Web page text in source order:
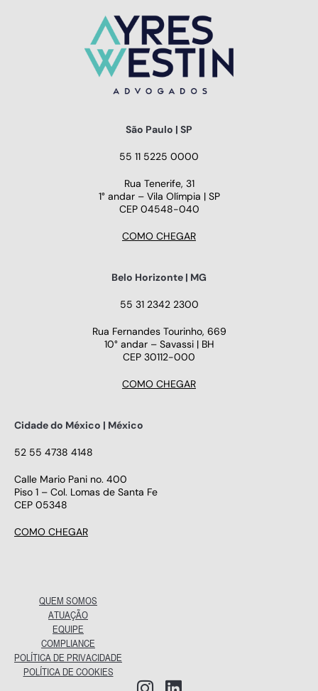
São Paulo | SP
55 11 5225 0000
Rua Tenerife, 31
1° andar – Vila Olímpia | SP
CEP 04548-040
COMO CHEGAR
Belo Horizonte | MG
55 31 2342 2300
Rua Fernandes Tourinho, 669
10° andar – Savassi | BH
CEP 30112-000
COMO CHEGAR
Cidade do México | México
52 55 4738 4148
Calle Mario Pani no. 400
Piso 1 – Col. Lomas de Santa Fe
CEP 05348
COMO CHEGAR
QUEM SOMOS
ATUAÇÃO
EQUIPE
COMPLIANCE
POLÍTICA DE PRIVACIDADE
POLÍTICA DE COOKIES